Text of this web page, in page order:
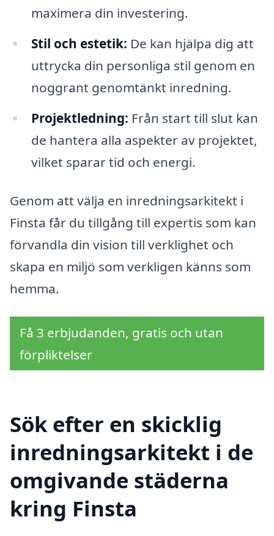
maximera din investering.
Stil och estetik: De kan hjälpa dig att
uttrycka din personliga stil genom en
noggrant genomtänkt inredning.
Projektledning: Från start till slut kan
de hantera alla aspekter av projektet,
vilket sparar tid och energi.
Genom att välja en inredningsarkitekt i
Finsta får du tillgång till expertis som kan
förvandla din vision till verklighet och
skapa en miljö som verkligen känns som
hemma.
Få 3 erbjudanden, gratis och utan
förpliktelser
Sök efter en skicklig
inredningsarkitekt i de
omgivande städerna
kring Finsta